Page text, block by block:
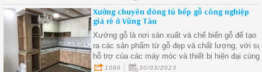
trưng bày dành cho cửa hàng, showroom của quý
khách hàng, hãy liên hệ với chúng tôi để nhận
được những ưu đãi tốt nhất.
Xưởng chuyên đóng tủ bếp gỗ công nghiệp
giá rẻ ở Vũng Tàu
Xưởng gỗ là nơi sản xuất và chế biến gỗ để tạo
ra các sản phẩm từ gỗ đẹp và chất lượng, với
hỗ trợ của các máy móc và thiết bị hiện đại cùng
với sự chuyên nghiệp và tay nghề cao của các
1086 30/03/2023